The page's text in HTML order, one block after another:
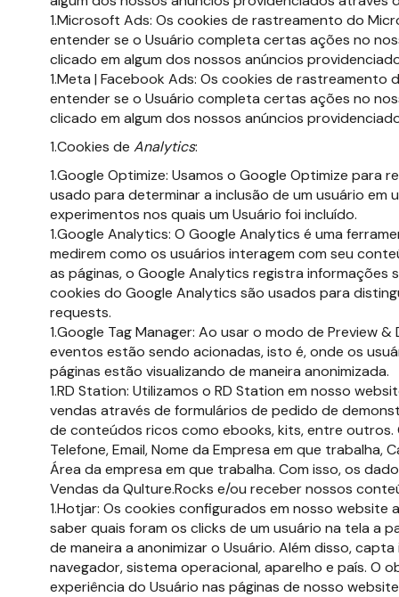
Microsoft Ads: Os cookies de rastreamento do
entender se o Usuário completa certas ações no
clicado em algum dos nossos anúncios
Meta | Facebook Ads: Os cookies de rastreamento
entender se o Usuário completa certas ações no
clicado em algum dos nossos anúncios
Cookies de Analytics:
Google Optimize: Usamos o Google Optimize para
usado para determinar a inclusão de um usuário
experimentos nos quais um Usuário foi incluído.
Google Analytics: O Google Analytics é uma
medirem como os usuários interagem com seu
as páginas, o Google Analytics registra informações
cookies do Google Analytics são usados para
requests.
Google Tag Manager: Ao usar o modo de Preview
eventos estão sendo acionadas, isto é, onde os
páginas estão visualizando de maneira anonimizada.
RD Station: Utilizamos o RD Station em nosso
vendas através de formulários de pedido de
de conteúdos ricos como ebooks, kits, entre
Telefone, Email, Nome da Empresa em que trabalha,
Área da empresa em que trabalha. Com isso, os
Vendas da Qulture.Rocks e/ou receber nossos
Hotjar: Os cookies configurados em nosso
saber quais foram os clicks de um usuário na tela a
de maneira a anonimizar o Usuário. Além disso,
navegador, sistema operacional, aparelho e país. O
experiência do Usuário nas páginas de nosso